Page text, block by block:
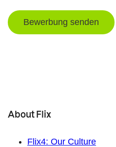
Bewerbung senden
About Flix
Flix4: Our Culture